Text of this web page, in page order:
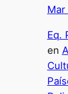
Mar
Eq.
en